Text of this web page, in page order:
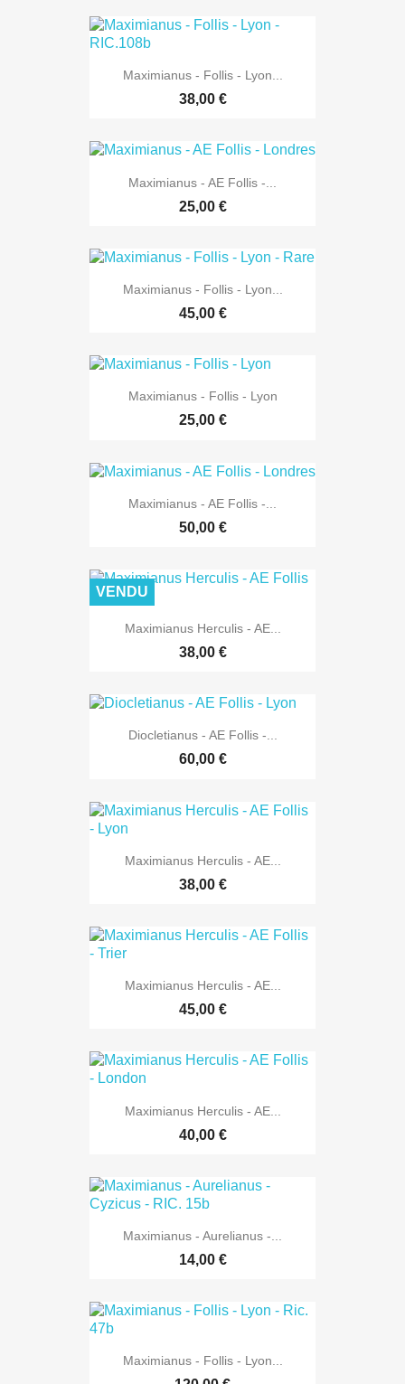
Maximianus - Follis - Lyon...
38,00 €
Maximianus - AE Follis -...
25,00 €
Maximianus - Follis - Lyon...
45,00 €
Maximianus - Follis - Lyon
25,00 €
Maximianus - AE Follis -...
50,00 €
Maximianus Herculis - AE...
38,00 €
VENDU
Diocletianus - AE Follis -...
60,00 €
Maximianus Herculis - AE...
38,00 €
Maximianus Herculis - AE...
45,00 €
Maximianus Herculis - AE...
40,00 €
Maximianus - Aurelianus -...
14,00 €
Maximianus - Follis - Lyon...